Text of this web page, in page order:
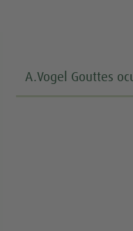
A.Vogel Gouttes